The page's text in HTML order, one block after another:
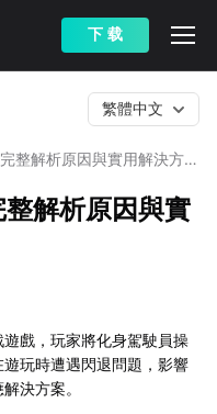
下 载
整解析原因與實用解決方
繁體中文
解析原因與實
遊戲，玩家將化身駕駛員操
玩時遭遇閃退問題，影響
決方案。